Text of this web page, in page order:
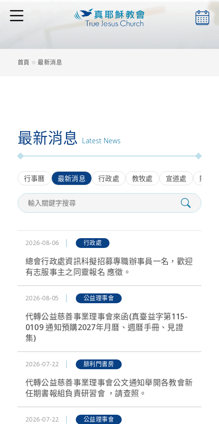
本會簡介
檔案下載
聖靈月刊
活動影音
規章細則
線上奉獻
友站連結
首頁 最新消息
最新消息 Latest News
行事曆 最新消息 行政處 教牧處 宣道處 財政
2026-08-06 行政處
總會行政處資訊科擬招募專職辦事員一名，歡迎
有志服事主之同靈報名 應徵。
2026-08-05 公益理事會
代轉公益慈善事業理事會來函(真臺益字第115-
0109 通知預購2027年月曆、週曆手冊、見證
集)
2026-07-22 腓利門書房
代轉公益慈善事業理事會公文通知舉開各教會新
任期書報組負責研習會 ，請查照。
2026-07-22 公益理事會